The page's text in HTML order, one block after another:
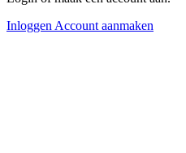
Inloggen Account aanmaken